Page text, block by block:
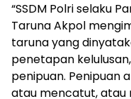
“SSDM Polri selaku
Taruna Akpol
taruna yang
penetapan
penipuan. Penipuan
atau mencatut, atau